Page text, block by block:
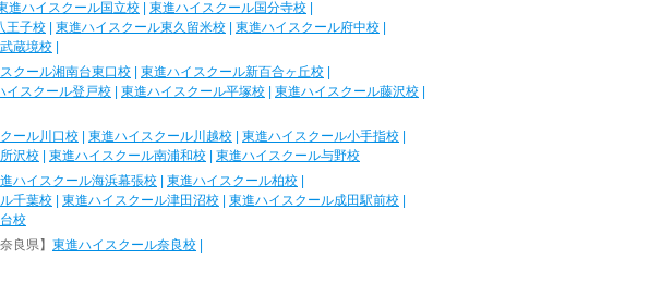
進ハイスクール国立校 東進ハイスクール国分寺校
王子校 東進ハイスクール東久留米校 東進ハイスクール府中校
蔵境校
クール湘南台東口校 東進ハイスクール新百合ヶ丘校
イスクール登戸校 東進ハイスクール平塚校 東進ハイスクール藤沢校
ール川口校 東進ハイスクール川越校 東進ハイスクール小手指校
沢校 東進ハイスクール南浦和校
東進ハイスクール与野校
ハイスクール海浜幕張校 東進ハイスクール柏校
千葉校 東進ハイスクール津田沼校 東進ハイスクール成田駅前校
校
奈良県】 東進ハイスクール奈良校